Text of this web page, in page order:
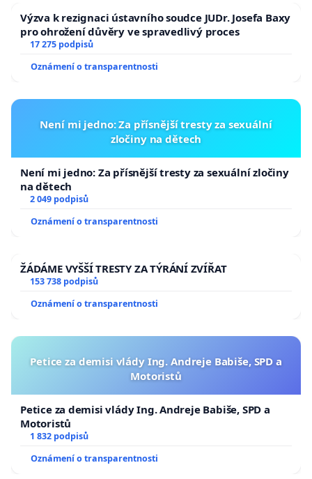
Výzva k rezignaci ústavního soudce JUDr. Josefa Baxy
pro ohrožení důvěry ve spravedlivý proces
17 275 podpisů
Oznámení o transparentnosti
Není mi jedno: Za přísnější tresty za sexuální
zločiny na dětech
Není mi jedno: Za přísnější tresty za sexuální zločiny
na dětech
2 049 podpisů
Oznámení o transparentnosti
ŽÁDÁME VYŠŠÍ TRESTY ZA TÝRÁNÍ ZVÍŘAT
153 738 podpisů
Oznámení o transparentnosti
Petice za demisi vlády Ing. Andreje Babiše, SPD a
Motoristů
Petice za demisi vlády Ing. Andreje Babiše, SPD a
Motoristů
1 832 podpisů
Oznámení o transparentnosti